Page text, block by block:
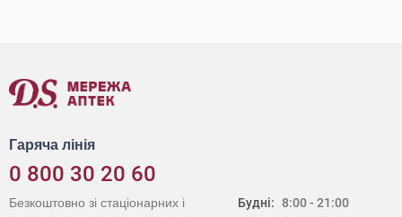
Гаряча лінія
0 800 30 20 60
Будні: 8:00 - 21:00
Безкоштовно зі стаціонарних і